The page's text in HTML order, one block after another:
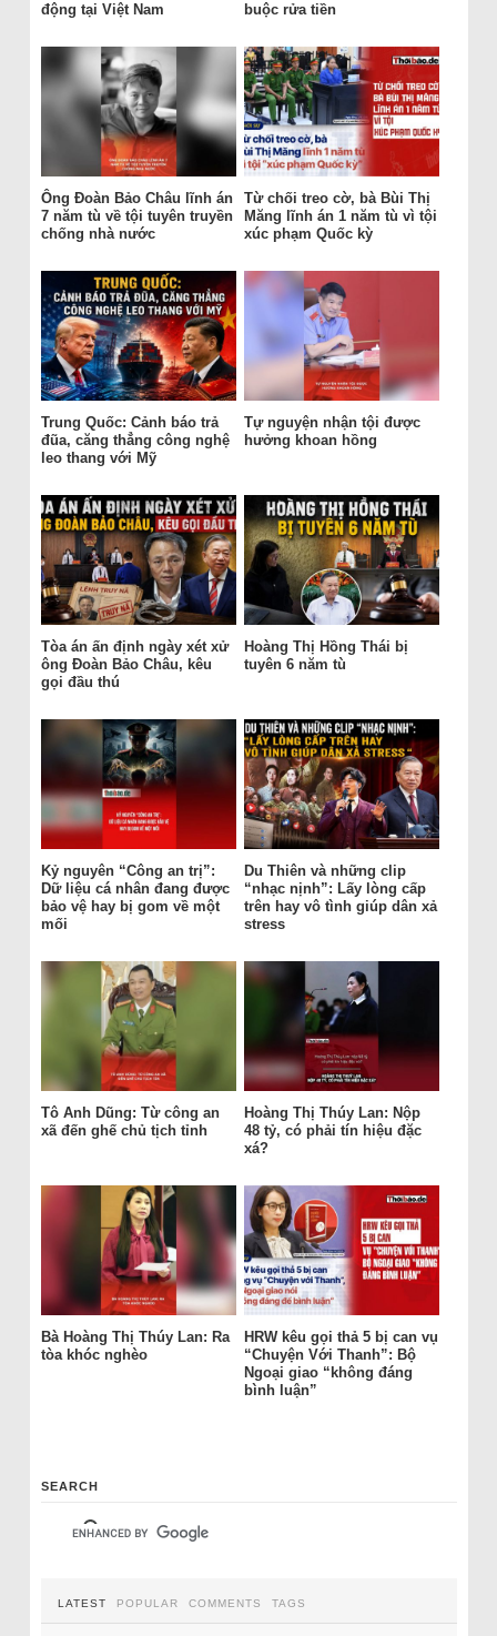
động tại Việt Nam
buộc rửa tiền
Ông Đoàn Bảo Châu lĩnh án
7 năm tù về tội tuyên truyền
chống nhà nước
Từ chối treo cờ, bà Bùi Thị
Măng lĩnh án 1 năm tù vì tội
xúc phạm Quốc kỳ
Trung Quốc: Cảnh báo trả
đũa, căng thẳng công nghệ
leo thang với Mỹ
Tự nguyện nhận tội được
hưởng khoan hồng
Tòa án ấn định ngày xét xử
ông Đoàn Bảo Châu, kêu
gọi đầu thú
Hoàng Thị Hồng Thái bị
tuyên 6 năm tù
Kỷ nguyên “Công an trị”:
Dữ liệu cá nhân đang được
bảo vệ hay bị gom về một
mối
Du Thiên và những clip
“nhạc nịnh”: Lấy lòng cấp
trên hay vô tình giúp dân xả
stress
Tô Anh Dũng: Từ công an
xã đến ghế chủ tịch tỉnh
Hoàng Thị Thúy Lan: Nộp
48 tỷ, có phải tín hiệu đặc
xá?
Bà Hoàng Thị Thúy Lan: Ra
tòa khóc nghèo
HRW kêu gọi thả 5 bị can vụ
“Chuyện Với Thanh”: Bộ
Ngoại giao “không đáng
bình luận”
SEARCH
LATEST POPULAR COMMENTS TAGS